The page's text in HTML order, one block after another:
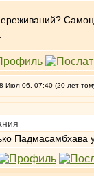
Июл 06, 07:40 (20 лет
Падмасамбхава